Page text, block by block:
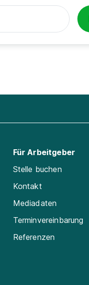
Für Arbeitgeber
Stelle buchen
Kontakt
Mediadaten
Terminvereinbarung
Referenzen